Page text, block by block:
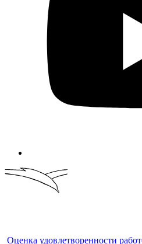
Оценка удовлетворенности